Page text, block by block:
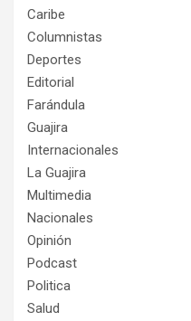
Caribe
Columnistas
Deportes
Editorial
Farándula
Guajira
Internacionales
La Guajira
Multimedia
Nacionales
Opinión
Podcast
Politica
Salud